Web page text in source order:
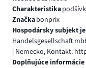
Charakteristika
Značkabonprix
Hospodársky subjekt
Handelsgesellschaft
| Nemecko, Kontakt:
Doplňujúce informácie